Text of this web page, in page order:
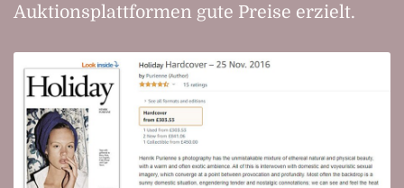
Auktionsplattformen gute Preise erzielt.